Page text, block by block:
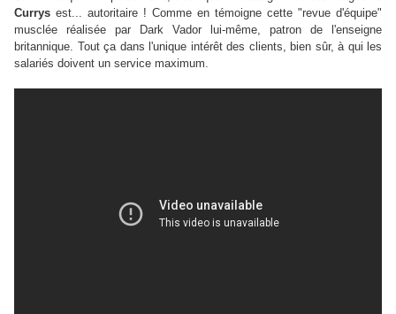
Currys est... autoritaire ! Comme en témoigne cette "revue d'équipe"
musclée réalisée par Dark Vador lui-même, patron de l'enseigne
britannique. Tout ça dans l'unique intérêt des clients, bien sûr, à qui les
salariés doivent un service maximum.